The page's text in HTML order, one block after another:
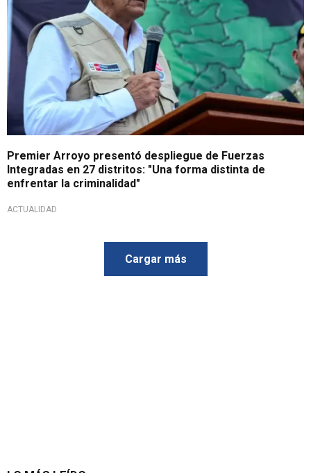
Premier Arroyo presentó despliegue de Fuerzas
Integradas en 27 distritos: "Una forma distinta de
enfrentar la criminalidad"
ACTUALIDAD
Cargar más